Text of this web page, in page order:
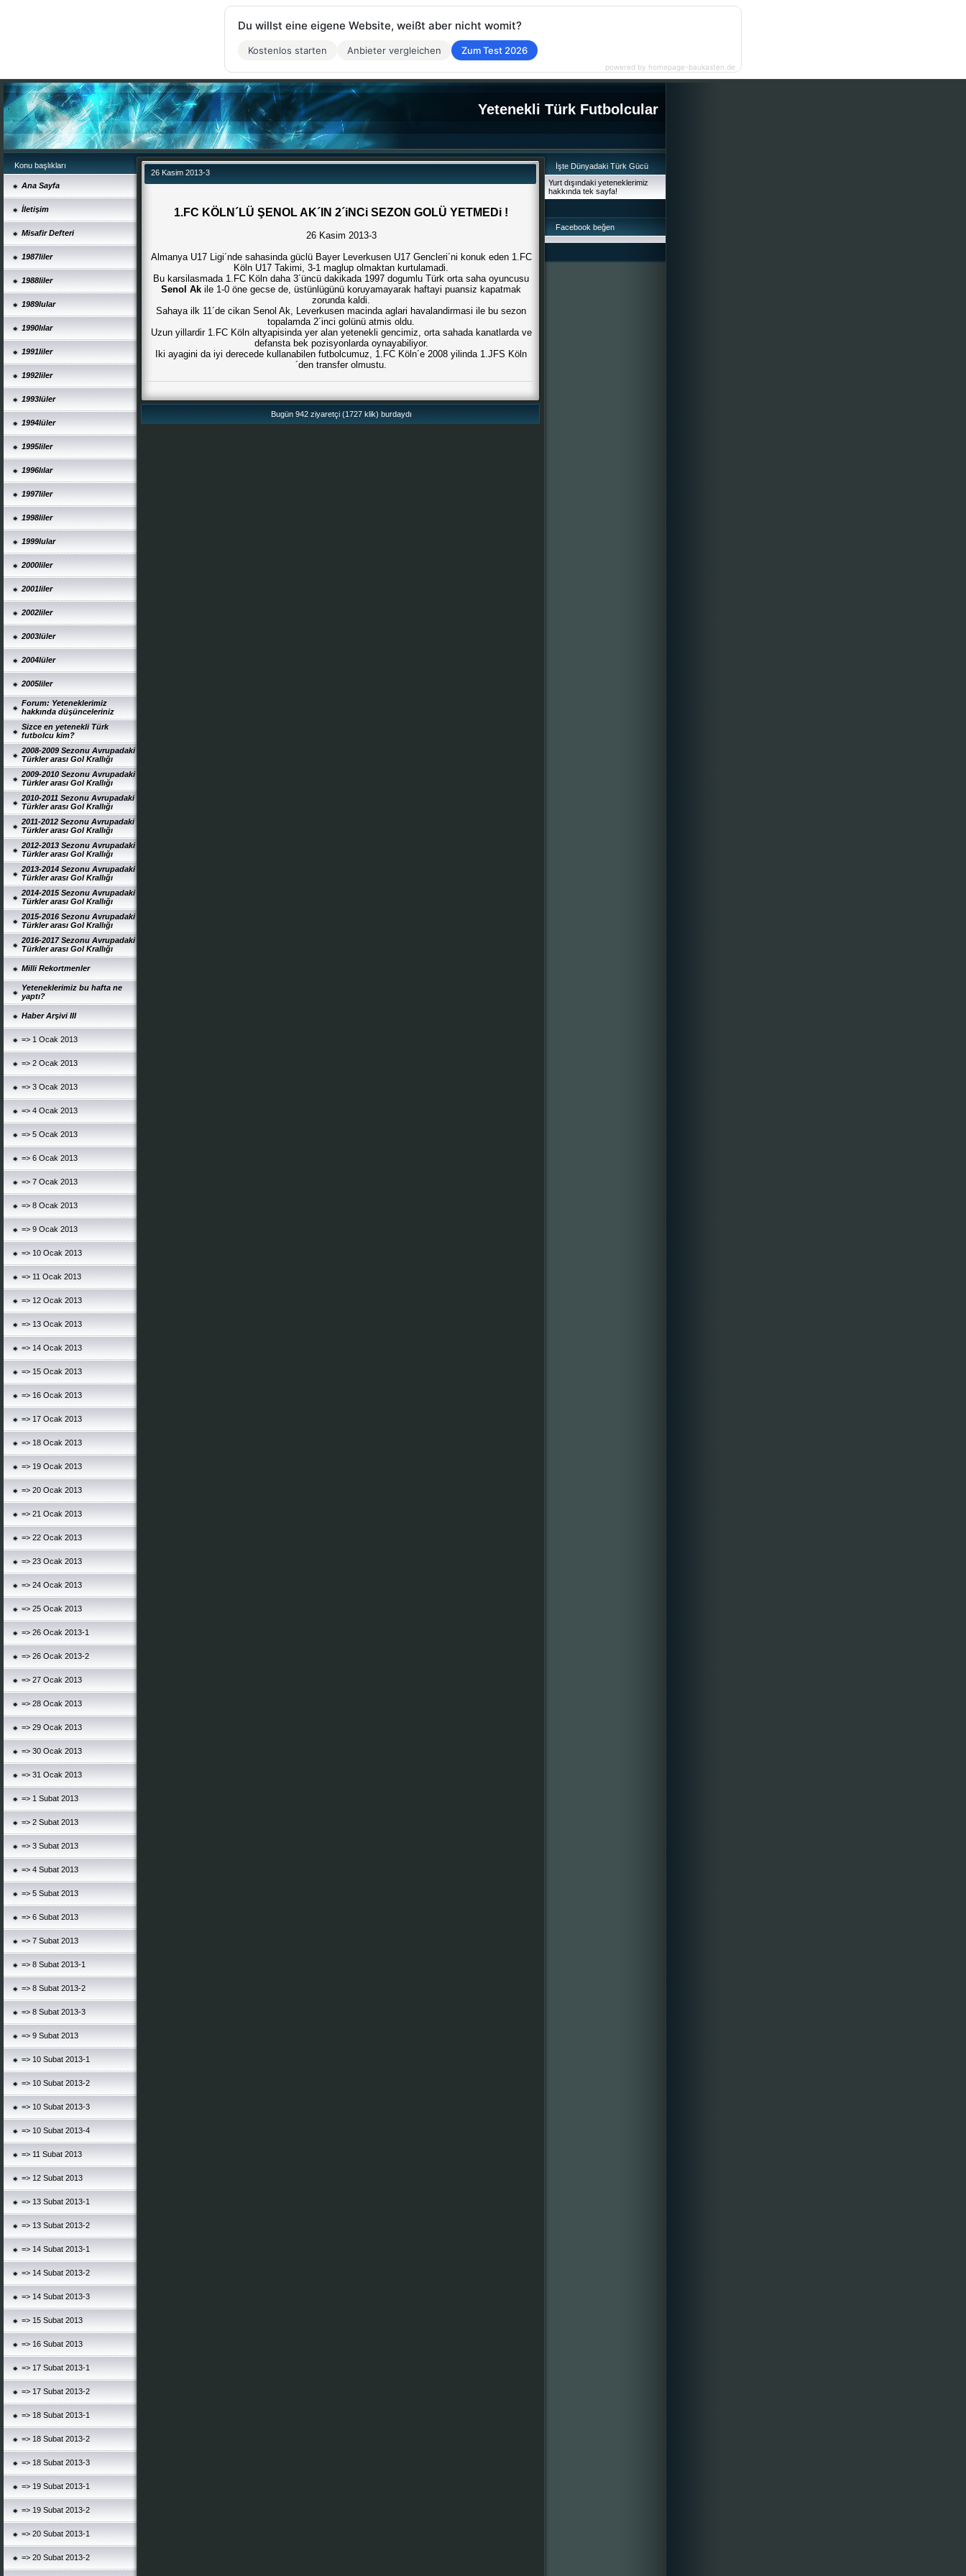
Yetenekli Türk Futbolcular
Konu başlıkları
Ana Sayfa
İletişim
Misafir Defteri
1987liler
1988liler
1989lular
1990lılar
1991liler
1992liler
1993lüler
1994lüler
1995liler
1996lılar
1997liler
1998liler
1999lular
2000liler
2001liler
2002liler
2003lüler
2004lüler
2005liler
Forum: Yeteneklerimiz
hakkında düşünceleriniz
Sizce en yetenekli Türk
futbolcu kim?
2008-2009 Sezonu Avrupadaki
Türkler arası Gol Krallığı
2009-2010 Sezonu Avrupadaki
Türkler arası Gol Krallığı
2010-2011 Sezonu Avrupadaki
Türkler arası Gol Krallığı
2011-2012 Sezonu Avrupadaki
Türkler arası Gol Krallığı
2012-2013 Sezonu Avrupadaki
Türkler arası Gol Krallığı
2013-2014 Sezonu Avrupadaki
Türkler arası Gol Krallığı
2014-2015 Sezonu Avrupadaki
Türkler arası Gol Krallığı
2015-2016 Sezonu Avrupadaki
Türkler arası Gol Krallığı
2016-2017 Sezonu Avrupadaki
Türkler arası Gol Krallığı
Milli Rekortmenler
Yeteneklerimiz bu hafta ne
yaptı?
Haber Arşivi III
=> 1 Ocak 2013
=> 2 Ocak 2013
=> 3 Ocak 2013
=> 4 Ocak 2013
=> 5 Ocak 2013
=> 6 Ocak 2013
=> 7 Ocak 2013
=> 8 Ocak 2013
=> 9 Ocak 2013
=> 10 Ocak 2013
=> 11 Ocak 2013
=> 12 Ocak 2013
=> 13 Ocak 2013
=> 14 Ocak 2013
=> 15 Ocak 2013
=> 16 Ocak 2013
=> 17 Ocak 2013
=> 18 Ocak 2013
=> 19 Ocak 2013
=> 20 Ocak 2013
=> 21 Ocak 2013
=> 22 Ocak 2013
=> 23 Ocak 2013
=> 24 Ocak 2013
=> 25 Ocak 2013
=> 26 Ocak 2013-1
=> 26 Ocak 2013-2
=> 27 Ocak 2013
=> 28 Ocak 2013
=> 29 Ocak 2013
=> 30 Ocak 2013
=> 31 Ocak 2013
=> 1 Subat 2013
=> 2 Subat 2013
=> 3 Subat 2013
=> 4 Subat 2013
=> 5 Subat 2013
=> 6 Subat 2013
=> 7 Subat 2013
=> 8 Subat 2013-1
=> 8 Subat 2013-2
=> 8 Subat 2013-3
=> 9 Subat 2013
=> 10 Subat 2013-1
=> 10 Subat 2013-2
=> 10 Subat 2013-3
=> 10 Subat 2013-4
=> 11 Subat 2013
=> 12 Subat 2013
=> 13 Subat 2013-1
=> 13 Subat 2013-2
=> 14 Subat 2013-1
=> 14 Subat 2013-2
=> 14 Subat 2013-3
=> 15 Subat 2013
=> 16 Subat 2013
=> 17 Subat 2013-1
=> 17 Subat 2013-2
=> 18 Subat 2013-1
=> 18 Subat 2013-2
=> 18 Subat 2013-3
=> 19 Subat 2013-1
=> 19 Subat 2013-2
=> 20 Subat 2013-1
=> 20 Subat 2013-2
26 Kasim 2013-3
1.FC KÖLN´LÜ ŞENOL AK´IN 2´iNCi SEZON GOLÜ YETMEDi !
26 Kasim 2013-3
Almanya U17 Ligi´nde sahasinda güclü Bayer Leverkusen U17 Gencleri´ni konuk eden 1.FC
Köln U17 Takimi, 3-1 maglup olmaktan kurtulamadi.
Bu karsilasmada 1.FC Köln daha 3´üncü dakikada 1997 dogumlu Türk orta saha oyuncusu
Senol Ak ile 1-0 öne gecse de, üstünlügünü koruyamayarak haftayi puansiz kapatmak
zorunda kaldi.
Sahaya ilk 11´de cikan Senol Ak, Leverkusen macinda aglari havalandirmasi ile bu sezon
topalamda 2´inci golünü atmis oldu.
Uzun yillardir 1.FC Köln altyapisinda yer alan yetenekli gencimiz, orta sahada kanatlarda ve
defansta bek pozisyonlarda oynayabiliyor.
Iki ayagini da iyi derecede kullanabilen futbolcumuz, 1.FC Köln´e 2008 yilinda 1.JFS Köln
´den transfer olmustu.
Bugün 942 ziyaretçi (1727 klik) burdaydı
İşte Dünyadaki Türk Gücü
Yurt dışındaki yeteneklerimiz
hakkında tek sayfa!
Facebook beğen
Du willst eine eigene Website, weißt aber nicht womit?
Kostenlos starten Anbieter vergleichen Zum Test 2026
powered by homepage-baukasten.de